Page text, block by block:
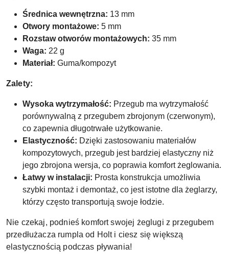
Średnica wewnętrzna: 13 mm
Otwory montażowe: 5 mm
Rozstaw otworów montażowych: 35 mm
Waga: 22 g
Materiał: Guma/kompozyt
Zalety:
Wysoka wytrzymałość: Przegub ma wytrzymałość
porównywalną z przegubem zbrojonym (czerwonym),
co zapewnia długotrwałe użytkowanie.
Elastyczność: Dzięki zastosowaniu materiałów
kompozytowych, przegub jest bardziej elastyczny niż
jego zbrojona wersja, co poprawia komfort żeglowania.
Łatwy w instalacji: Prosta konstrukcja umożliwia
szybki montaż i demontaż, co jest istotne dla żeglarzy,
którzy często transportują swoje łodzie.
Nie czekaj, podnieś komfort swojej żeglugi z przegubem
przedłużacza rumpla od Holt i ciesz się większą
elastycznością podczas pływania!